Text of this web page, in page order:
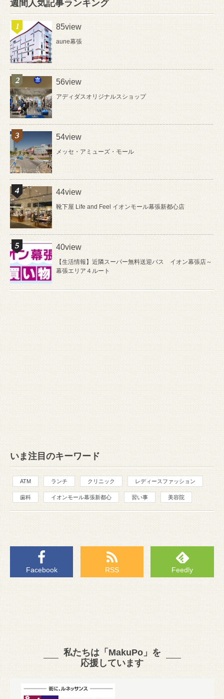
週間人気記事ランキング
85view
aune幕張
56view
アディダスオリジナルスショップ
54view
メッセ・アミューズ・モール
44view
靴下屋 Life and Feel イオンモール幕張新都心店
40view
【生活情報】近隣スーパー無料送迎バス イオン幕張店～
幕張エリア４ルート
いま注目のキーワード
ATM ランチ クリニック レディースファッション
歯科 イオンモール幕張新都心 習い事 美容院
Facebook RSS Feedly
私たちは「MakuPo」を
応援しています